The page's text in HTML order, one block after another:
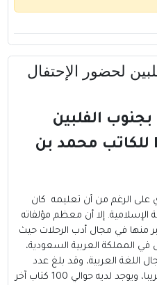
لحضور الإحتفال
الفلبين
لحضور الإحتفال PDF للكاتب محمد بن
على الرغم من أن تعليمه كان
الإسلامية. إلا أن معظم مؤلفاته
منها في مجال أدب الرحلات حيث
في المملكة العربية السعودية،
اللغة العربية، وقد بلغ عدد
مؤلفاته المطبوعة 128 كتاباً تقريبا، ويوجد لديه حوالي 100 كتاب آخر